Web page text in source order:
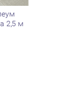
2,5 м